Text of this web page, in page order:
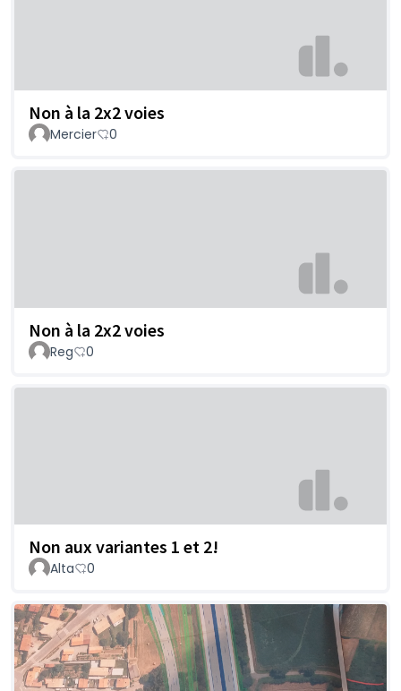
Non à la 2x2 voies
Mercier 0
Non à la 2x2 voies
Reg 0
Non aux variantes 1 et 2!
Alta 0